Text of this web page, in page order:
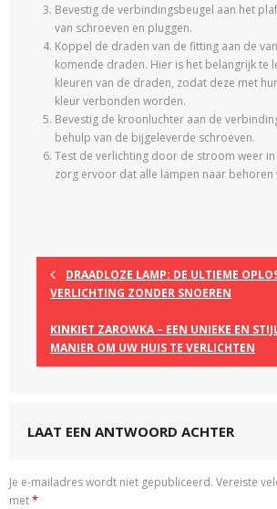
Bevestig de verbindingsbeugel aan het
van schroeven en pluggen.
Koppel de draden van de fitting aan de
komende draden. Hier is het belangrijk te
kleuren van de draden, zodat deze met
kleur verbonden worden.
Bevestig de kroonluchter aan de
behulp van de bijgeleverde schroeven.
Test de verlichting door de stroom weer in
zorg ervoor dat alle lampen naar behoren
DRAADLOZE LAMP: DE ULTIEME
VERLICHTING ZONDER SNOEREN
KINKIET ZAROWKA – EEN UNIEKE EN
MANIER OM UW HUIS TE VERLICHTEN
LAAT EEN ANTWOORD ACHTER
Je e-mailadres wordt niet gepubliceerd. Vereiste
met*